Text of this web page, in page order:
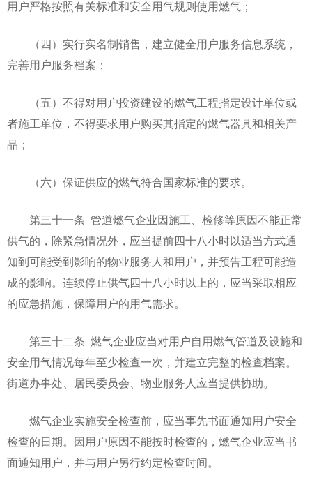
用户严格按照有关标准和安全用气规则使用燃气；
（四）实行实名制销售，建立健全用户服务信息系统，
完善用户服务档案；
（五）不得对用户投资建设的燃气工程指定设计单位或
者施工单位，不得要求用户购买其指定的燃气器具和相关产
品；
（六）保证供应的燃气符合国家标准的要求。
第三十一条 管道燃气企业因施工、检修等原因不能正常
供气的，除紧急情况外，应当提前四十八小时以适当方式通
知到可能受到影响的物业服务人和用户，并预告工程可能造
成的影响。连续停止供气四十八小时以上的，应当采取相应
的应急措施，保障用户的用气需求。
第三十二条 燃气企业应当对用户自用燃气管道及设施和
安全用气情况每年至少检查一次，并建立完整的检查档案。
街道办事处、居民委员会、物业服务人应当提供协助。
燃气企业实施安全检查前，应当事先书面通知用户安全
检查的日期。因用户原因不能按时检查的，燃气企业应当书
面通知用户，并与用户另行约定检查时间。